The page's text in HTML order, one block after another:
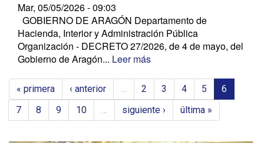
Mar, 05/05/2026 - 09:03
GOBIERNO DE ARAGÓN Departamento de
Hacienda, Interior y Administración Pública
Organización - DECRETO 27/2026, de 4 de mayo, del
Gobierno de Aragón... Leer más
« primera ‹ anterior … 2 3 4 5
6
7
8 9 10 … siguiente › última »